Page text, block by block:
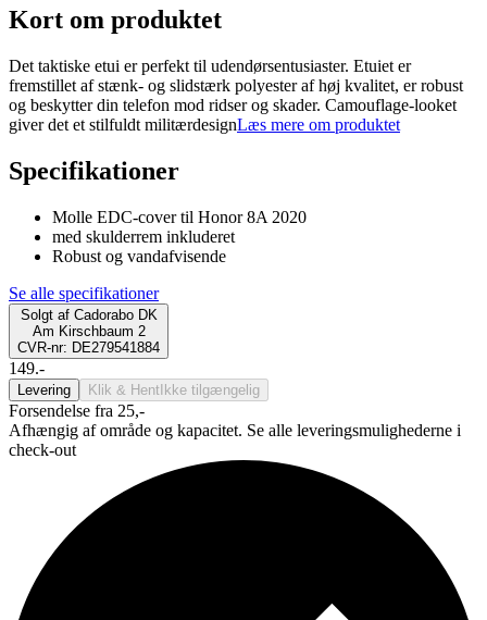
Kort om produktet
Det taktiske etui er perfekt til udendørsentusiaster. Etuiet er
fremstillet af stænk- og slidstærk polyester af høj kvalitet, er robust
og beskytter din telefon mod ridser og skader. Camouflage-looket
giver det et stilfuldt militærdesignLæs mere om produktet
Specifikationer
Molle EDC-cover til Honor 8A 2020
med skulderrem inkluderet
Robust og vandafvisende
Se alle specifikationer
Solgt af Cadorabo DK
Am Kirschbaum 2
CVR-nr: DE279541884
149.-
Levering Klik & Hent Ikke tilgængelig
Forsendelse fra 25,-
Afhængig af område og kapacitet. Se alle leveringsmulighederne i
check-out